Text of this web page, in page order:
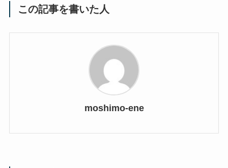
この記事を書いた人
moshimo-ene